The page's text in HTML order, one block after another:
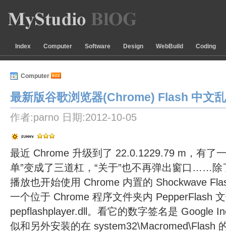
Index Computer Software Design WebBuild Coding
Computer
最新版谷歌浏览器(Chrome) Flash 中文
作者:parno 日期:2012-10-05
最近 Chrome 升级到了 22.0.1229.79 m，有了
单”变成了三道杠，“关于”也不再弹出窗口……除
播放也开始使用 Chrome 内置的 Shockwave
一个位于 Chrome 程序文件夹内 PepperFlash
pepflashplayer.dll。看它的数字签名是 Google
似和另外安装的在 system32\Macromed\Flash